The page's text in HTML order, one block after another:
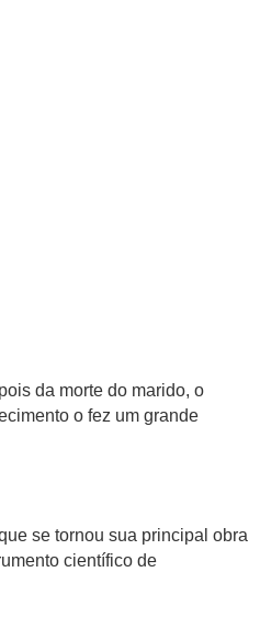
da morte do marido, o
o fez um grande
se tornou sua principal obra
científico de